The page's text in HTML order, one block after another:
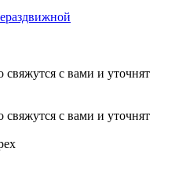
с вами и уточнят
с вами и уточнят